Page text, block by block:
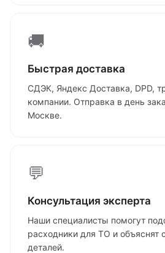
🚚
Быстрая доставка
СДЭК, Яндекс Доставка, DPD,
компании. Отправка в день
Москве.
💬
Консультация эксперта
Наши специалисты помогут
расходники для ТО и объяснят
деталей.